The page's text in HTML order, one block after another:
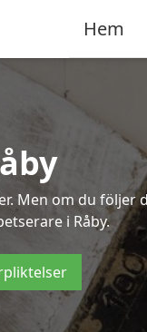
Hem
Men om du
i Råby.